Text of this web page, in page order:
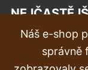
Reklamace
Doprava a
Náš e-shop
správně